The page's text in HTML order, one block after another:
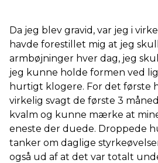
Da jeg blev gravid, var jeg i
havde forestillet mig at jeg
armbøjninger hver dag, jeg
jeg kunne holde formen ved
hurtigt klogere. For det første
virkelig svagt de første 3
kvalm og kunne mærke at
eneste der duede. Droppede
tanker om daglige
også ud af at det var totalt